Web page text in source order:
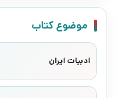
موضوع کتاب
ادبیات ایران